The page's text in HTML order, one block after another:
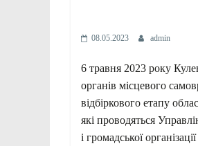
08.05.2023 admin
6 травня 2023 року
органів місцевого
відбіркового етапу
які проводяться
і громадської